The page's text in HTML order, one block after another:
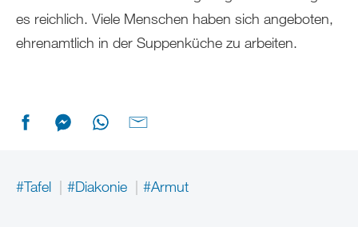
es reichlich. Viele Menschen haben sich angeboten,
ehrenamtlich in der Suppenküche zu arbeiten.
#Tafel #Diakonie #Armut